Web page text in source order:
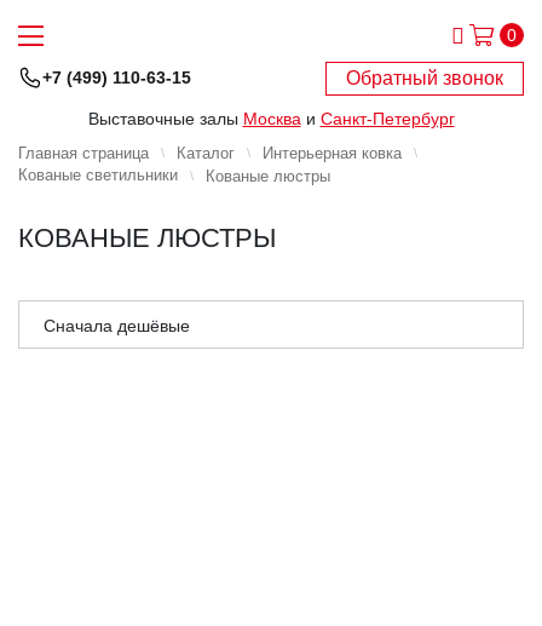
0
+7 (499) 110-63-15 Обратный звонок
Выставочные залы Москва и Санкт-Петербург
Главная страница Каталог
Интерьерная ковка
Кованые светильники
Кованые люстры
КОВАНЫЕ ЛЮСТРЫ
Сначала дешёвые